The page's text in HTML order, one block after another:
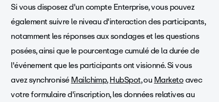
Si vous disposez d'un compte Enterprise, vous pouvez
également suivre le niveau d'interaction des participants,
notamment les réponses aux sondages et les questions
posées, ainsi que le pourcentage cumulé de la durée de
l'événement que les participants ont visionné.Si vous
avez synchroniséMailchimp,HubSpot, ouMarketoavec
votre formulaire d'inscription, les données relatives au